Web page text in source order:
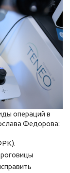
операций в
Федорова: